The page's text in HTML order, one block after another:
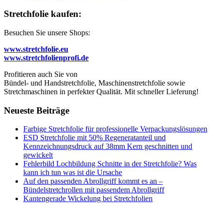
Stretchfolie kaufen:
Besuchen Sie unsere Shops:
www.stretchfolie.eu
www.stretchfolienprofi.de
Profitieren auch Sie von
Bündel- und Handstretchfolie, Maschinenstretchfolie sowie
Stretchmaschinen in perfekter Qualität. Mit schneller Lieferung!
Neueste Beiträge
Farbige Stretchfolie für professionelle Verpackungslösungen
ESD Stretchfolie mit 50% Regeneratanteil und
Kennzeichnungsdruck auf 38mm Kern geschnitten und
gewickelt
Fehlerbild Lochbildung Schnitte in der Stretchfolie? Was
kann ich tun was ist die Ursache
Auf den passenden Abrollgriff kommt es an –
Bündelstretchrollen mit passendem Abrollgriff
Kantengerade Wickelung bei Stretchfolien